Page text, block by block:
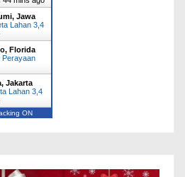
Jawa
Lahan 3,4
Florida
Perayaan
Jakarta
Lahan 3,4
ON